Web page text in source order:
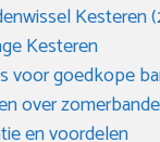
Kesteren
Kesteren
voor goedkope
over
en voordelen